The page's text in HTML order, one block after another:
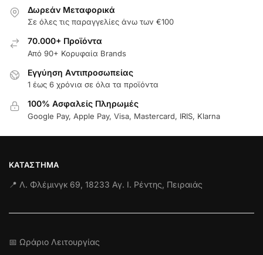
Δωρεάν Μεταφορικά
Σε όλες τις παραγγελίες άνω των €100
70.000+ Προϊόντα
Από 90+ Κορυφαία Brands
Εγγύηση Aντιπροσωπείας
1 έως 6 χρόνια σε όλα τα προϊόντα
100% Ασφαλείς Πληρωμές
Google Pay, Apple Pay, Visa, Mastercard, IRIS, Klarna
ΚΑΤΆΣΤΗΜΑ
📍 Λ. Φλέμινγκ 69, 18233 Αγ. Ι. Ρέντης, Πειραιάς
📅 Ωράριο Λειτουργίας